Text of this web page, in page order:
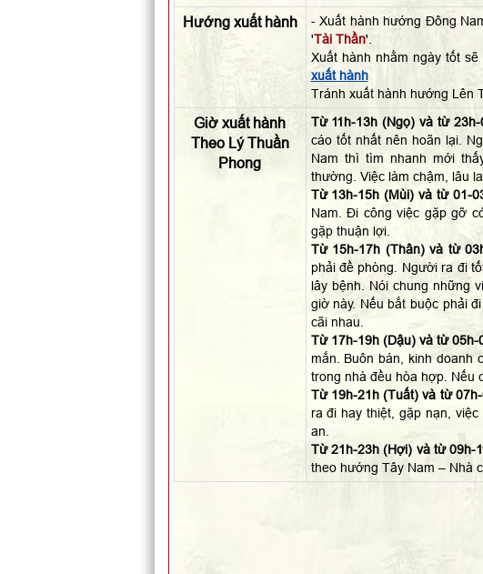
Hướng xuất hành - Xuất hành hướng Đông
'Tài Thần'.
Xuất hành nhằm ngày tốt
xuất hành
Tránh xuất hành hướng Lên
Giờ xuất hành
Theo Lý Thuần
Phong
Từ 11h-13h (Ngọ) và từ
cáo tốt nhất nên hoãn lại.
Nam thì tìm nhanh mới
thường. Việc làm chậm, lâu
Từ 13h-15h (Mùi) và từ 01-
Nam. Đi công việc gặp gỡ
gặp thuận lợi.
Từ 15h-17h (Thân) và từ
phải đề phòng. Người ra đi
lây bệnh. Nói chung những
giờ này. Nếu bắt buộc phải
cãi nhau.
Từ 17h-19h (Dậu) và từ 05h-
mắn. Buôn bán, kinh doanh
trong nhà đều hòa hợp. Nếu
Từ 19h-21h (Tuất) và từ
ra đi hay thiệt, gặp nạn,
an.
Từ 21h-23h (Hợi) và từ 09h-
theo hướng Tây Nam – Nhà